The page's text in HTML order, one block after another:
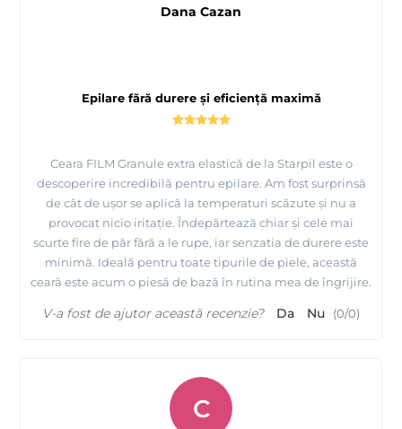
Epilare fără durere și eficiență maximă
Ceara FILM Granule extra elastică de la Starpil este o
descoperire incredibilă pentru epilare. Am fost surprinsă
de cât de ușor se aplică la temperaturi scăzute și nu a
provocat nicio iritație. Îndepărtează chiar și cele mai
scurte fire de păr fără a le rupe, iar senzatia de durere este
minimă. Ideală pentru toate tipurile de piele, această
ceară este acum o piesă de bază în rutina mea de îngrijire.
Dana Cazan
V-a fost de ajutor această recenzie? Da Nu (0/0)
C